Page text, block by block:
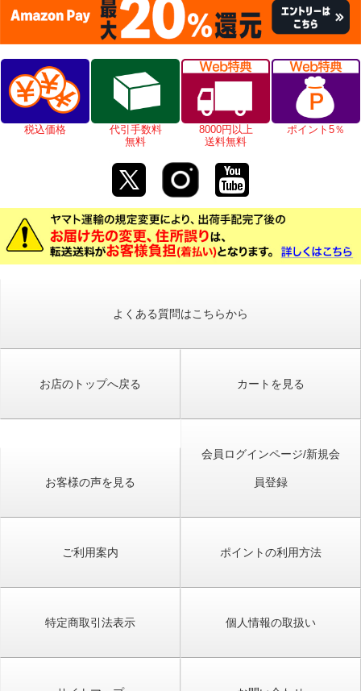
税込価格
代引手数料
無料
8000円以上
送料無料
ポイント5％
よくある質問はこちらから
お店のトップへ戻る カートを見る
お客様の声を見る
会員ログインページ/新規会
員登録
ご利用案内 ポイントの利用方法
特定商取引法表示 個人情報の取扱い